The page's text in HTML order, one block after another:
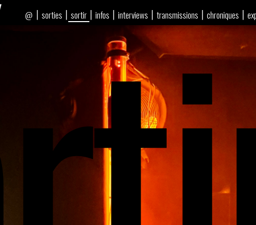
| sorties | sortir | infos | interviews | transmissions | chroniques |
@